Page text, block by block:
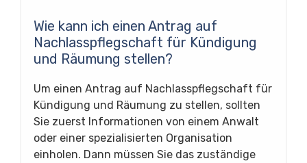
Wie kann ich einen Antrag auf
Nachlasspflegschaft für Kündigung
und Räumung stellen?
Um einen Antrag auf Nachlasspflegschaft für
Kündigung und Räumung zu stellen, sollten
Sie zuerst Informationen von einem Anwalt
oder einer spezialisierten Organisation
einholen. Dann müssen Sie das zuständige